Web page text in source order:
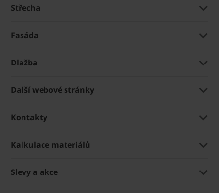
Střecha
Fasáda
Dlažba
Další webové stránky
Kontakty
Kalkulace materiálů
Slevy a akce